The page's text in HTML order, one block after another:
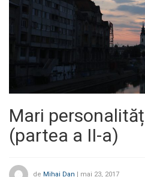
Mari
(partea a II-a)
de Mihai Dan | mai 23, 2017